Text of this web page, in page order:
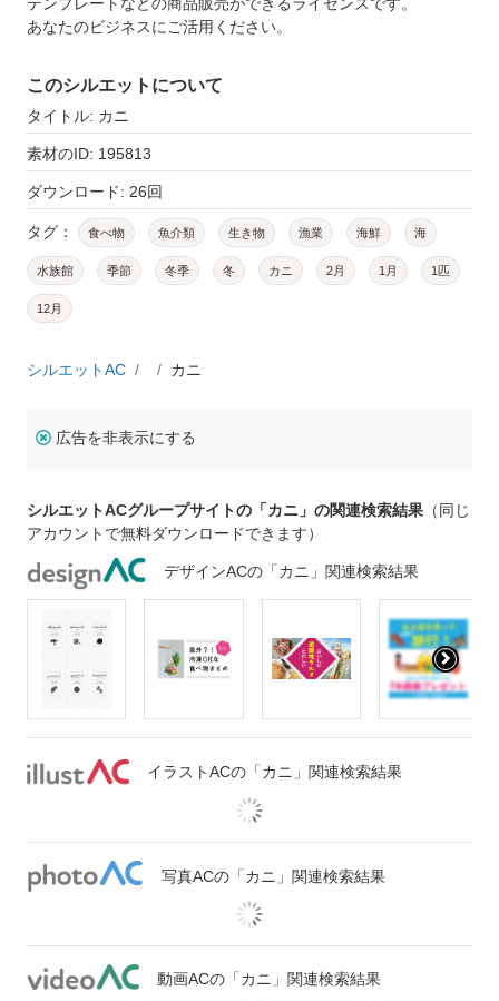
あなたのビジネスにご活用ください。
このシルエットについて
タイトル: カニ
素材のID: 195813
ダウンロード: 26回
タグ： 食べ物 魚介類 生き物 漁業 海鮮 海
水族館 季節 冬季 冬 カニ 2月 1月 1匹
12月
シルエットAC カニ
広告を非表示にする
シルエットACグループサイトの「カニ」の関連検索結果 （同じ
アカウントで無料ダウンロードできます）
デザインACの「カニ」関連検索結果
イラストACの「カニ」関連検索結果
写真ACの「カニ」関連検索結果
動画ACの「カニ」関連検索結果